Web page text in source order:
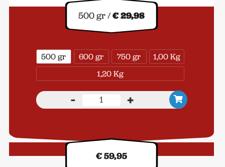
500 gr 600 gr 750 gr
1,00 Kg
1,20 Kg
500 gr /€ 29,98
-
Kalfsrollade
eekhoorntjesbrood
+
€ 59,95